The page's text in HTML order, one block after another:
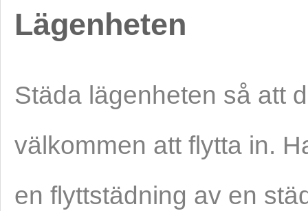
Lägenheten
Städa lägenheten så att
välkommen att flytta in.
en flyttstädning av en